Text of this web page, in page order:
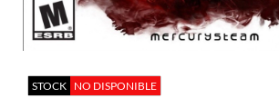
STOCK NO DISPONIBLE